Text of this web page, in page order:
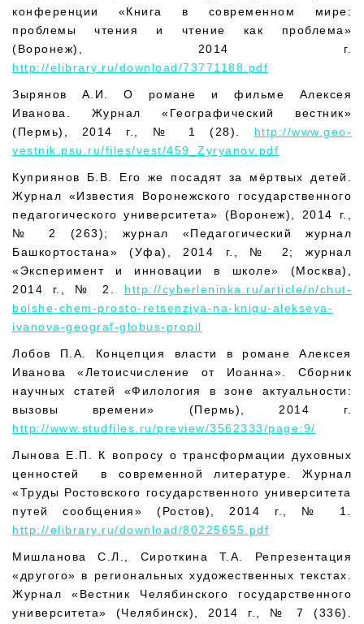
конференции «Книга в современном мире:
проблемы чтения и чтение как проблема»
(Воронеж), 2014 г.
http://elibrary.ru/download/73771188.pdf
Зырянов А.И. О романе и фильме Алексея
Иванова. Журнал «Географический вестник»
(Пермь), 2014 г., № 1 (28). http://www.geo-
vestnik.psu.ru/files/vest/459_Zyryanov.pdf
Куприянов Б.В. Его же посадят за мёртвых детей.
Журнал «Известия Воронежского государственного
педагогического университета» (Воронеж), 2014 г.,
№ 2 (263); журнал «Педагогический журнал
Башкортостана» (Уфа), 2014 г., № 2; журнал
«Эксперимент и инновации в школе» (Москва),
2014 г., № 2. http://cyberleninka.ru/article/n/chut-
bolshe-chem-prosto-retsenziya-na-knigu-alekseya-
ivanova-geograf-globus-propil
Лобов П.А. Концепция власти в романе Алексея
Иванова «Летоисчисление от Иоанна». Сборник
научных статей «Филология в зоне актуальности:
вызовы времени» (Пермь), 2014 г.
http://www.studfiles.ru/preview/3562333/page:9/
Лынова Е.П. К вопросу о трансформации духовных
ценностей в современной литературе. Журнал
«Труды Ростовского государственного университета
путей сообщения» (Ростов), 2014 г., № 1.
http://elibrary.ru/download/80225655.pdf
Мишланова С.Л., Сироткина Т.А. Репрезентация
«другого» в региональных художественных текстах.
Журнал «Вестник Челябинского государственного
университета» (Челябинск), 2014 г., № 7 (336).